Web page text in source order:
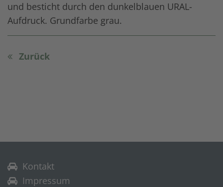
und besticht durch den dunkelblauen URAL-
Aufdruck. Grundfarbe grau.
Zurück
Kontakt
Impressum